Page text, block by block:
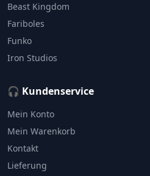
Beast Kingdom
Fariboles
Funko
Iron Studios
🎧 Kundenservice
Mein Konto
Mein Warenkorb
Kontakt
Lieferung